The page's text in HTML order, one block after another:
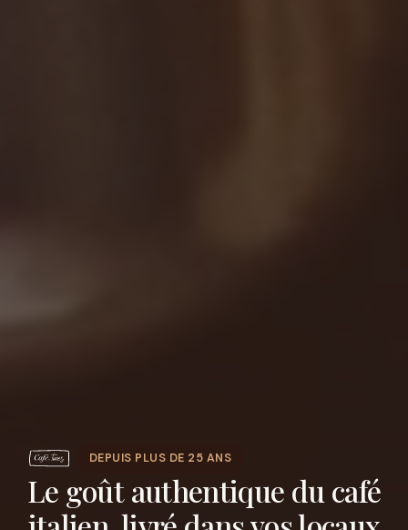
DEPUIS PLUS DE 25 ANS
Le goût authentique du café